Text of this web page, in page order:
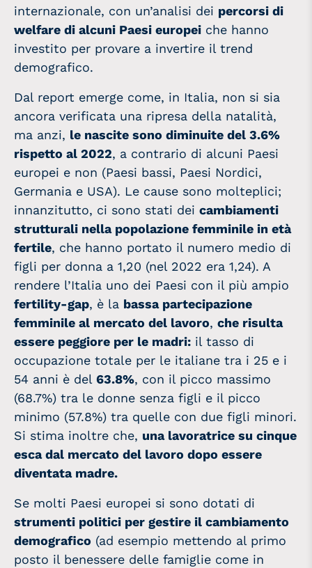
internazionale, con un’analisi dei percorsi di
welfare di alcuni Paesi europei che hanno
investito per provare a invertire il trend
demografico.
Dal report emerge come, in Italia, non si sia
ancora verificata una ripresa della natalità,
ma anzi, le nascite sono diminuite del 3.6%
rispetto al 2022, a contrario di alcuni Paesi
europei e non (Paesi bassi, Paesi Nordici,
Germania e USA). Le cause sono molteplici;
innanzitutto, ci sono stati dei cambiamenti
strutturali nella popolazione femminile in età
fertile, che hanno portato il numero medio di
figli per donna a 1,20 (nel 2022 era 1,24). A
rendere l’Italia uno dei Paesi con il più ampio
fertility-gap, è la bassa partecipazione
femminile al mercato del lavoro, che risulta
essere peggiore per le madri: il tasso di
occupazione totale per le italiane tra i 25 e i
54 anni è del 63.8%, con il picco massimo
(68.7%) tra le donne senza figli e il picco
minimo (57.8%) tra quelle con due figli minori.
Si stima inoltre che, una lavoratrice su cinque
esca dal mercato del lavoro dopo essere
diventata madre.
Se molti Paesi europei si sono dotati di
strumenti politici per gestire il cambiamento
demografico (ad esempio mettendo al primo
posto il benessere delle famiglie come in